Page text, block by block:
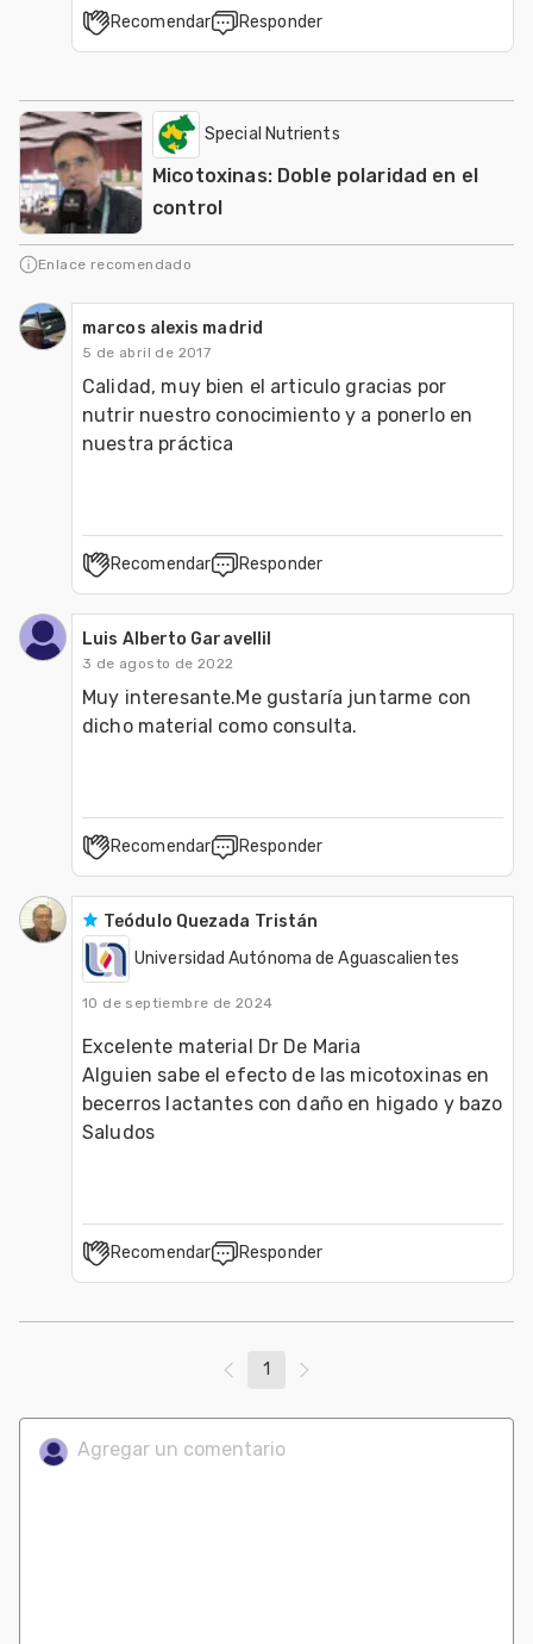
Recomendar Responder
Special Nutrients
Micotoxinas: Doble polaridad en el
control
Enlace recomendado
marcos alexis madrid
5 de abril de 2017
Calidad, muy bien el articulo gracias por
nutrir nuestro conocimiento y a ponerlo en
nuestra práctica
Recomendar Responder
Luis Alberto Garavellil
3 de agosto de 2022
Muy interesante.Me gustaría juntarme con
dicho material como consulta.
Recomendar Responder
Teódulo Quezada Tristán
Universidad Autónoma de Aguascalientes
10 de septiembre de 2024
Excelente material Dr De Maria
Alguien sabe el efecto de las micotoxinas en
becerros lactantes con daño en higado y bazo
Saludos
Recomendar Responder
1